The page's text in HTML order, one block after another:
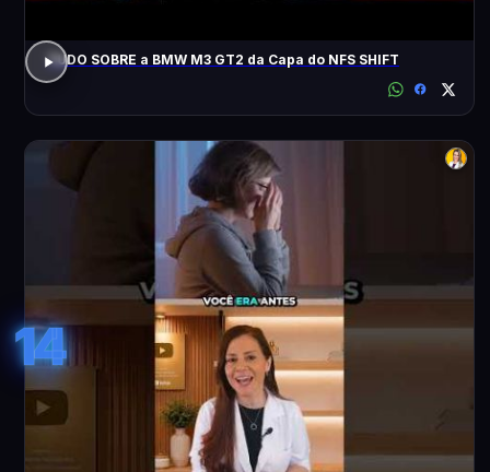
TUDO SOBRE a BMW M3 GT2 da Capa do NFS SHIFT
14